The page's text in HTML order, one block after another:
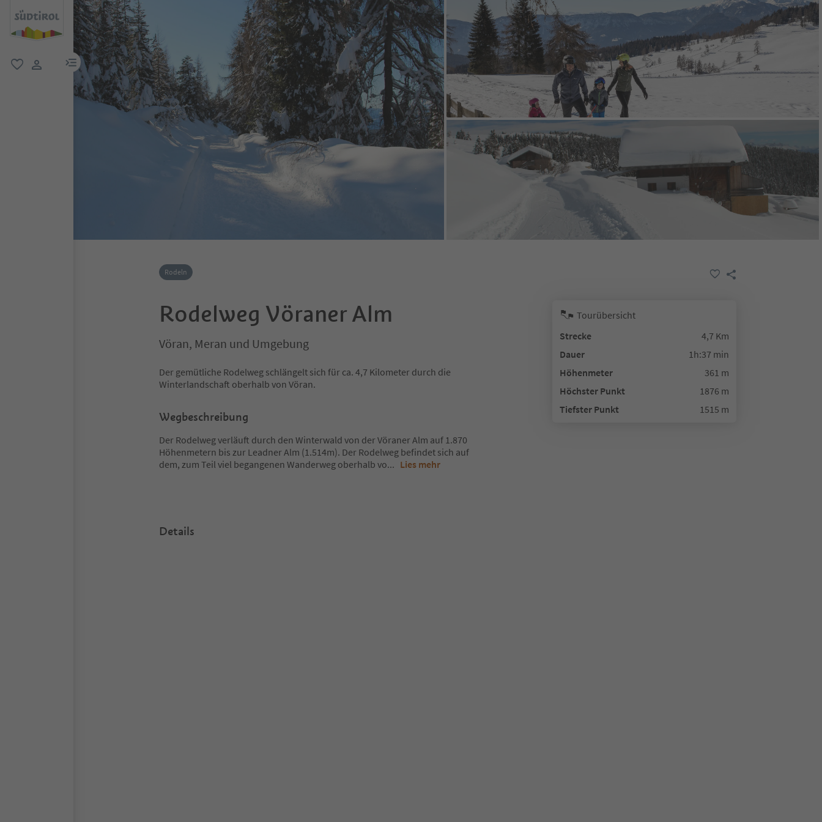
menu link
Rodeln
Rodelweg Vöraner Alm
Vöran, Meran und Umgebung
Der gemütliche Rodelweg schlängelt sich für ca. 4,7 Kilometer durch die
Winterlandschaft oberhalb von Vöran.
Wegbeschreibung
Der Rodelweg verläuft durch den Winterwald von der Vöraner Alm auf 1.870
Höhenmetern bis zur Leadner Alm (1.514m). Der Rodelweg befindet sich auf
dem, zum Teil viel begangenen Wanderweg oberhalb vo... Lies mehr
Tourübersicht
Strecke
4,7 Km
Dauer
1h:37 min
Höhenmeter
361 m
Höchster Punkt
1876 m
Tiefster Punkt
1515 m
Details